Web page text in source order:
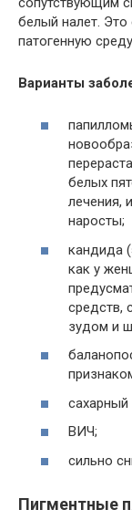
белый налет. Это
патогенную
Варианты
белых
лечения,
наросты;
кандида
как у
средств,
зудом и
сахарный
ВИЧ;
сильно
Пигментные